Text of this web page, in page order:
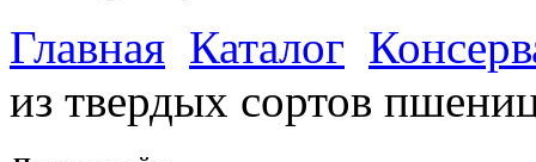
Главная Каталог
из твердых сортов